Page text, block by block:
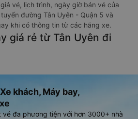
vé, lịch trình, ngày giờ bán vé của
đường Tân Uyên - Quận 5 và
khi có thông tin từ các hãng xe.
giá rẻ từ Tân Uyên đi
khách, Máy bay,
đa phương tiện với hơn 3000+ nhà